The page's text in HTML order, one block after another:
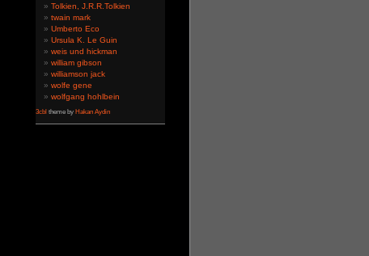
Tolkien, J.R.R.Tolkien
twain mark
Umberto Eco
Ursula K. Le Guin
weis und hickman
william gibson
williamson jack
wolfe gene
wolfgang hohlbein
3cbl theme by Hakan Aydin